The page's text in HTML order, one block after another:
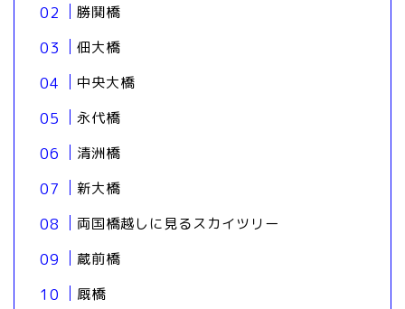
勝鬨橋
佃大橋
中央大橋
永代橋
清洲橋
新大橋
両国橋越しに見るスカイツリー
蔵前橋
厩橋